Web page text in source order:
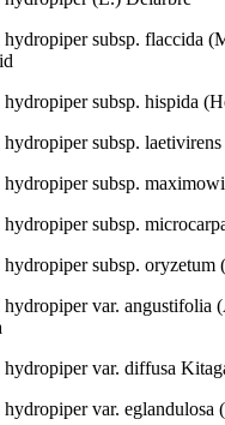
subsp. flaccida
subsp. hispida
subsp.
subsp.
subsp.
subsp. oryzetum
var. angustifolia
var. diffusa
var.